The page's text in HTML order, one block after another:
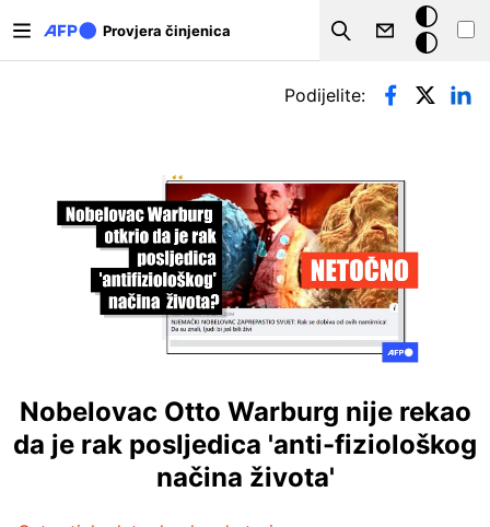
Provjera činjenica
Search
Tamna
pozadina
Primarne oznake
Podijelite:
Nobelovac Otto Warburg nije rekao
da je rak posljedica 'anti-fiziološkog
načina života'